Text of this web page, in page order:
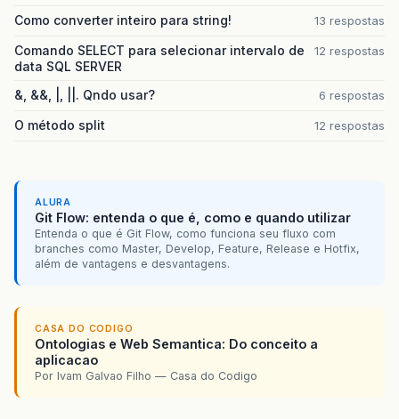
Como converter inteiro para string! 13 respostas
Comando SELECT para selecionar intervalo de
data SQL SERVER
12 respostas
&, &&, |, ||. Qndo usar? 6 respostas
O método split 12 respostas
ALURA
Git Flow: entenda o que é, como e quando utilizar
Entenda o que é Git Flow, como funciona seu fluxo com
branches como Master, Develop, Feature, Release e Hotfix,
além de vantagens e desvantagens.
CASA DO CODIGO
Ontologias e Web Semantica: Do conceito a
aplicacao
Por Ivam Galvao Filho — Casa do Codigo